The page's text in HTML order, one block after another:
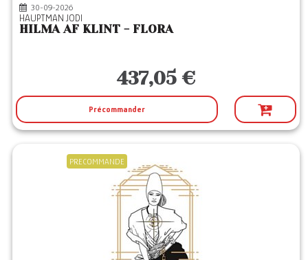
30-09-2026
HAUPTMAN JODI
HILMA AF KLINT - FLORA
437,05 €
Précommander
PRECOMMANDE